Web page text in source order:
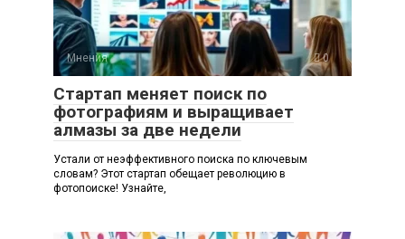
Мнения 0
Стартап меняет поиск по
фотографиям и выращивает
алмазы за две недели
Устали от неэффективного поиска по ключевым
словам? Этот стартап обещает революцию в
фотопоиске! Узнайте,